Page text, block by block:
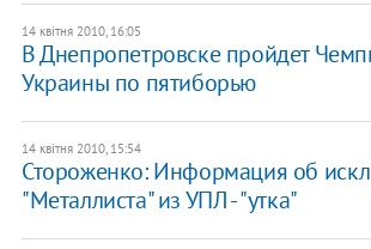
14 квітня 2010, 16:05
В Днепропетровске пройдет
Украины по пятиборью
14 квітня 2010, 15:54
Стороженко: Информация об
"Металлиста" из УПЛ - "утка"